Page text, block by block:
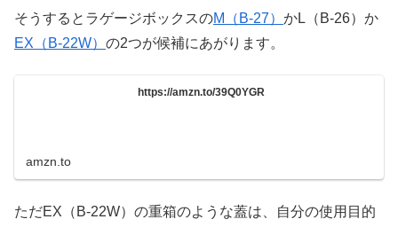
そうするとラゲージボックスのM（B-27） かL（B-26）か
EX（B-22W） の2つが候補にあがります。
https://amzn.to/39Q0YGR
amzn.to
ただEX（B-22W）の重箱のような蓋は、自分の使用目的